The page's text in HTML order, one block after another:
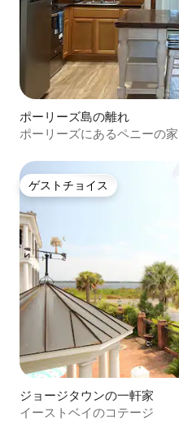
ポーリーズ島の離れ
ポーリーズにあるペニーの家
ゲストチョイス
ゲストチョイス
ジョージタウンの一軒家
イーストベイのコテージ